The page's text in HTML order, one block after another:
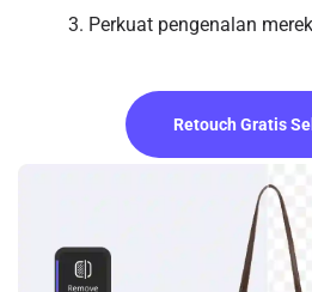
3. Perkuat pengenalan
Retouch Gratis